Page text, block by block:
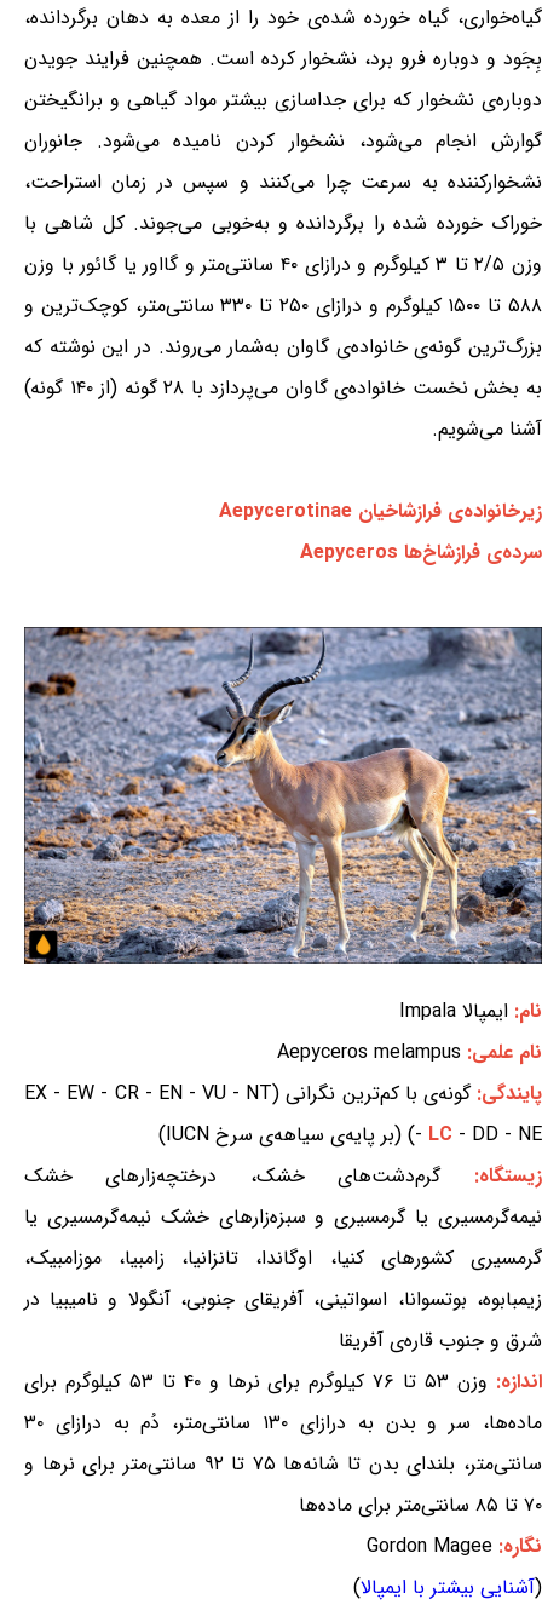
گیاه‌خواری، گیاه خورده شده‌ی خود را از معده به دهان برگردانده،
بِجَود و دوباره فرو برد، نشخوار کرده است. همچنین فرایند جویدن
دوباره‌ی نشخوار که برای جداسازی بیشتر مواد گیاهی و برانگیختن
گوارش انجام می‌شود، نشخوار کردن نامیده می‌شود. جانوران
نشخوارکننده به سرعت چرا می‌کنند و سپس در زمان استراحت،
خوراک خورده شده را برگردانده و به‌خوبی می‌جوند. کل شاهی با
وزن ۲/۵ تا ۳ کیلوگرم و درازای ۴۰ سانتی‌متر و گااور یا گائور با وزن
۵۸۸ تا ۱۵۰۰ کیلوگرم و درازای ۲۵۰ تا ۳۳۰ سانتی‌متر، کوچک‌ترین و
بزرگ‌ترین گونه‌ی خانواده‌ی گاوان به‌شمار می‌روند. در این نوشته که
به بخش نخست خانواده‌ی گاوان می‌پردازد با ۲۸ گونه (از ۱۴۰ گونه)
آشنا می‌شویم.
زیرخانواده‌ی فرازشاخیان Aepycerotinae
سرده‌ی فرازشاخ‌ها Aepyceros
نام: ایمپالا Impala
نام علمی: Aepyceros melampus
پایندگی:
گونه‌ی با کم‌ترین نگرانی (EX - EW - CR - EN - VU - NT
- LC - DD - NE) (بر پایه‌ی سیاهه‌ی سرخ IUCN)
زیستگاه:گرم‌دشت‌های خشک، درختچه‌زارهای خشک
نیمه‌گرمسیری یا گرمسیری و سبزه‌زارهای خشک نیمه‌گرمسیری یا
گرمسیری کشورهای کنیا، اوگاندا، تانزانیا، زامبیا، موزامبیک،
زیمبابوه، بوتسوانا، اسواتینی، آفریقای جنوبی، آنگولا و نامیبیا در
شرق و جنوب قاره‌ی آفریقا
اندازه:
وزن ۵۳ تا ۷۶ کیلوگرم برای نرها و ۴۰ تا ۵۳ کیلوگرم برای
ماده‌ها، سر و بدن به درازای ۱۳۰ سانتی‌متر، دُم به درازای ۳۰
سانتی‌متر، بلندای بدن تا شانه‌ها ۷۵ تا ۹۲ سانتی‌متر برای نرها و
۷۰ تا ۸۵ سانتی‌متر برای ماده‌ها
نگاره: Gordon Magee
(آشنایی بیشتر با ایمپالا)